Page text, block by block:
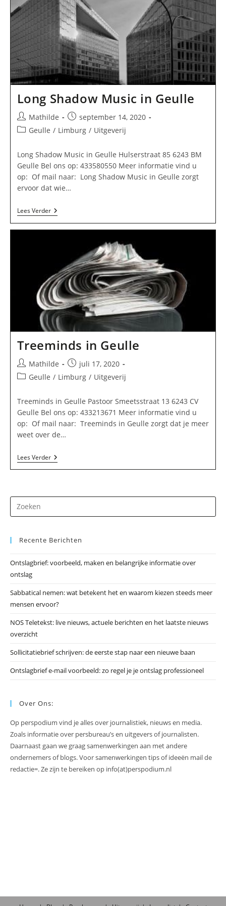
Long Shadow Music in Geulle
Bericht
auteur:
Mathilde
Bericht
gepubliceerd
september 14, 2020
Berichtcategorie:
Geulle / Limburg / Uitgeverij
Long Shadow Music in Geulle Hulserstraat 85 6243 BM
Geulle Bel ons op: 433580550 Meer informatie vind u
op: Of mail naar: Long Shadow Music in Geulle zorgt
ervoor dat wie…
Lees VerderLong
Shadow
Treeminds in Geulle
Bericht
auteur:
Mathilde
Bericht
gepubliceerd
juli 17, 2020
Berichtcategorie:
Geulle / Limburg / Uitgeverij
Treeminds in Geulle Pastoor Smeetsstraat 13 6243 CV
Geulle Bel ons op: 433213671 Meer informatie vind u
op: Of mail naar: Treeminds in Geulle zorgt dat je meer
weet over de…
Lees VerderTreeminds
In
op
Recente Berichten
Ontslagbrief: voorbeeld, maken en belangrijke informatie over
ontslag
Sabbatical nemen: wat betekent het en waarom kiezen steeds meer
mensen ervoor?
NOS Teletekst: live nieuws, actuele berichten en het laatste nieuws
overzicht
Sollicitatiebrief schrijven: de eerste stap naar een nieuwe baan
Ontslagbrief e-mail voorbeeld: zo regel je je ontslag professioneel
Over Ons:
Op perspodium vind je alles over journalistiek, nieuws en media.
Zoals informatie over persbureau’s en uitgevers of journalisten.
Daarnaast gaan we graag samenwerkingen aan met andere
ondernemers of blogs. Voor samenwerkingen tips of ideeën mail de
redactie=. Ze zijn te bereiken op info(at)perspodium.nl